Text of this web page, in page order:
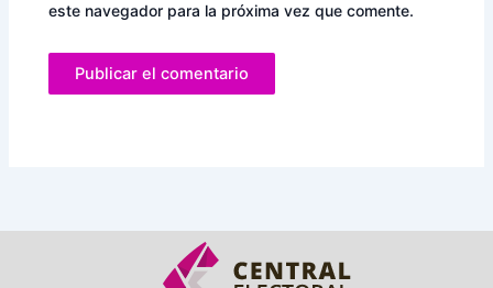
este navegador para la próxima vez que comente.